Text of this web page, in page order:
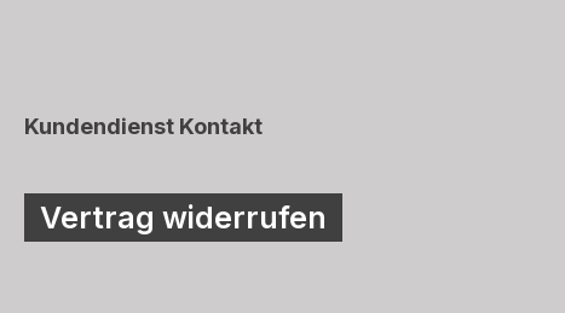
Kundendienst Kontakt
Vertrag widerrufen